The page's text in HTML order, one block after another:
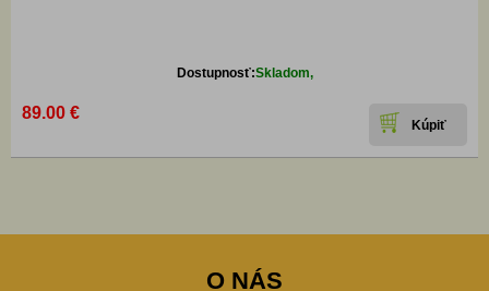
Dostupnosť:Skladom,
89.00 €
O NÁS